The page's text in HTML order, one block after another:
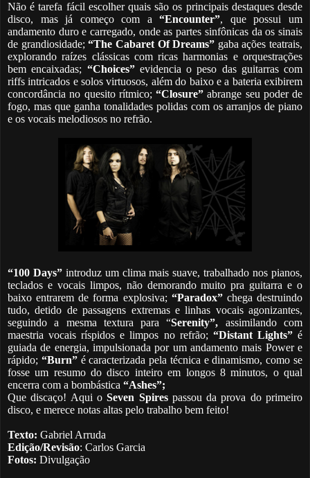
Não é tarefa fácil escolher quais são os principais destaques desde
disco, mas já começo com a“Encounter”, que possui um
andamento duro e carregado, onde as partes sinfônicas da os sinais
de grandiosidade;“The Cabaret Of Dreams” gaba ações teatrais,
explorando raízes clássicas com ricas harmonias e orquestrações
bem encaixadas; “Choices”evidencia o peso das guitarras com
riffs intricados e solos virtuosos, além do baixo e a bateria exibirem
concordância no quesito rítmico; “Closure” abrange seu poder de
fogo, mas que ganha tonalidades polidas com os arranjos de piano
e os vocais melodiosos no refrão.
“100 Days”introduz um clima mais suave, trabalhado nos pianos,
teclados e vocais limpos, não demorando muito pra guitarra e o
baixo entrarem de forma explosiva; “Paradox”chega destruindo
tudo, detido de passagens extremas e linhas vocais agonizantes,
seguindo a mesma textura para “Serenity”, assimilando com
maestria vocais ríspidos e limpos no refrão; “Distant Lights”é
guiada de energia, impulsionada por um andamento mais Power e
rápido; “Burn” é caracterizada pela técnica e dinamismo, como se
fosse um resumo do disco inteiro em longos 8 minutos, o qual
encerra com a bombástica “Ashes”;
Que discaço! Aqui oSeven Spirespassou da prova do primeiro
disco, e merece notas altas pelo trabalho bem feito!
Texto: Gabriel Arruda
Edição/Revisão: Carlos Garcia
Fotos: Divulgação